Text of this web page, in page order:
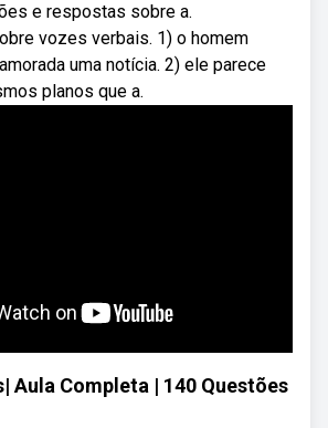
e respostas sobre a.
vozes verbais. 1) o homem
uma notícia. 2) ele parece
planos que a.
Aula Completa | 140 Questões